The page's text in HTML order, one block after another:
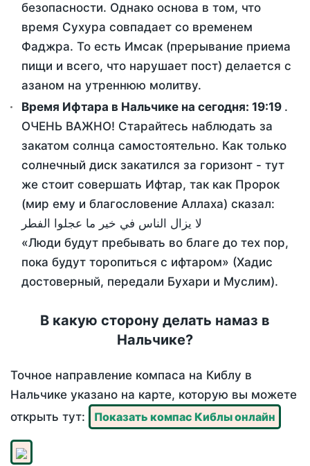
безопасности. Однако основа в том, что
время Сухура совпадает со временем
Фаджра. То есть Имсак (прерывание приема
пищи и всего, что нарушает пост) делается с
азаном на утреннюю молитву.
Время Ифтара в Нальчике на сегодня: 19:19 .
ОЧЕНЬ ВАЖНО! Старайтесь наблюдать за
закатом солнца самостоятельно. Как только
солнечный диск закатился за горизонт - тут
же стоит совершать Ифтар, так как Пророк
(мир ему и благословение Аллаха) сказал:
لا يزال الناس في خير ما عجلوا الفطر
«Люди будут пребывать во благе до тех пор,
пока будут торопиться с ифтаром» (Хадис
достоверный, передали Бухари и Муслим).
В какую сторону делать намаз в
Нальчике?
Точное направление компаса на Киблу в
Нальчике указано на карте, которую вы можете
открыть тут:
Показать компас Киблы онлайн